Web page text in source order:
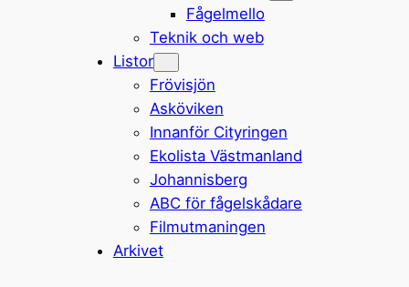
Fågelmello
Teknik och web
Listor
Frövisjön
Asköviken
Innanför Cityringen
Ekolista Västmanland
Johannisberg
ABC för fågelskådare
Filmutmaningen
Arkivet